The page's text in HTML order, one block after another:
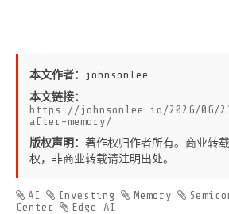
本文作者： johnsonlee
本文链接：
https://johnsonlee.io/2026/06/
after-memory/
版权声明： 著作权归作者所有。商业转
权，非商业转载请注明出处。
AI Investing Memory
Center
Edge AI